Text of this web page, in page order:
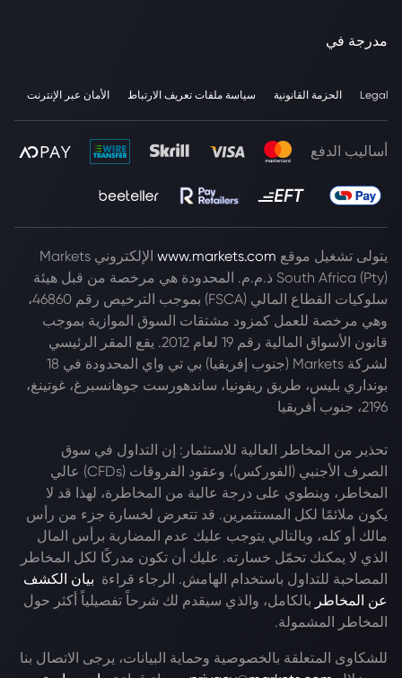
مدرجة في
Legal الحزمة القانونية سياسة ملفات تعريف الارتباط الأمان عبر الإنترنت
أساليب الدفع
يتولى تشغيل موقع www.markets.com
الإلكتروني Markets
South Africa (Pty) ذ.م.م. المحدودة هي مرخصة من قبل هيئة
سلوكيات القطاع المالي (FSCA) بموجب الترخيص رقم 46860،
وهي مرخصة للعمل كمزود مشتقات السوق الموازية بموجب
قانون الأسواق المالية رقم 19 لعام 2012. يقع المقر الرئيسي
لشركة Markets (جنوب إفريقيا) بي تي واي المحدودة في 18
بونداري بليس، طريق ريفونيا، ساندهورست جوهانسبرغ، غوتينغ،
2196، جنوب أفريقيا
تحذير من المخاطر العالية للاستثمار: إن التداول في سوق
الصرف الأجنبي (الفوركس)، وعقود الفروقات (CFDs) عالي
المخاطر، وينطوي على درجة عالية من المخاطرة، لهذا قد لا
يكون ملائمًا لكل المستثمرين. قد تتعرض لخسارة جزء من رأس
مالك أو كله، وبالتالي يتوجب عليك عدم المضاربة برأس المال
الذي لا يمكنك تحمّل خسارته. عليك أن تكون مدركًا لكل المخاطر
المصاحبة للتداول باستخدام الهامش. الرجاء قراءة بيان الكشف
عن المخاطر بالكامل، والذي سيقدم لك شرحاً تفصيلياً أكثر حول
المخاطر المشمولة.
للشكاوى المتعلقة بالخصوصية وحماية البيانات، يرجى الاتصال بنا